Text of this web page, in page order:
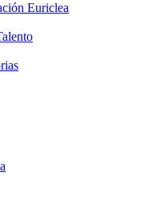
Euriclea